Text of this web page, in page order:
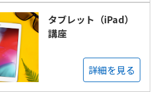
タブレット（iPad）
講座
詳細を見る